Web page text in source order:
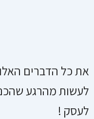
את כל הדברים
לעשות מהרגע
לעסק !